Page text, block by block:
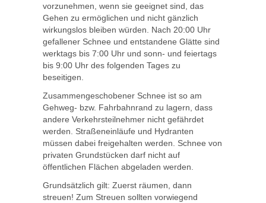
vorzunehmen, wenn sie geeignet sind, das
Gehen zu ermöglichen und nicht gänzlich
wirkungslos bleiben würden. Nach 20:00 Uhr
gefallener Schnee und entstandene Glätte sind
werktags bis 7:00 Uhr und sonn- und feiertags
bis 9:00 Uhr des folgenden Tages zu
beseitigen.
Zusammengeschobener Schnee ist so am
Gehweg- bzw. Fahrbahnrand zu lagern, dass
andere Verkehrsteilnehmer nicht gefährdet
werden. Straßeneinläufe und Hydranten
müssen dabei freigehalten werden. Schnee von
privaten Grundstücken darf nicht auf
öffentlichen Flächen abgeladen werden.
Grundsätzlich gilt: Zuerst räumen, dann
streuen! Zum Streuen sollten vorwiegend